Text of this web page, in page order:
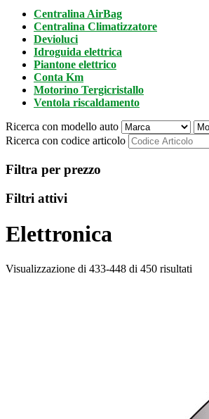
Centralina AirBag
Centralina Climatizzatore
Devioluci
Idroguida elettrica
Piantone elettrico
Conta Km
Motorino Tergicristallo
Ventola riscaldamento
Ricerca con modello auto
Ricerca con codice articolo
Filtra per prezzo
Filtri attivi
Elettronica
Visualizzazione di 433-448 di 450 risultati